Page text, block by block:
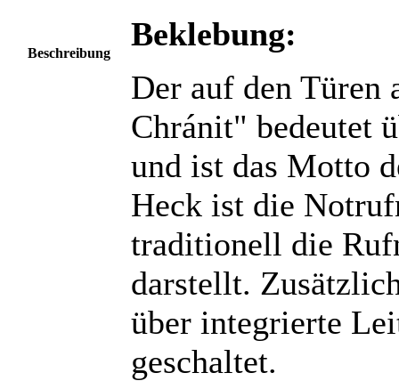
Beschreibung
Beklebung:
Der auf den Türen
Chránit" bedeutet
und ist das Motto
Heck ist die
traditionell die
darstellt.
über integrierte
geschaltet.